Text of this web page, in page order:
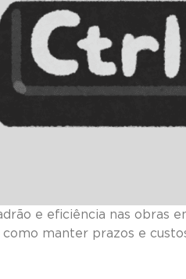
e eficiência nas obras
como manter prazos e